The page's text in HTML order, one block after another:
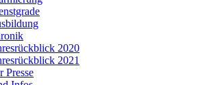
2020
2021
Presse